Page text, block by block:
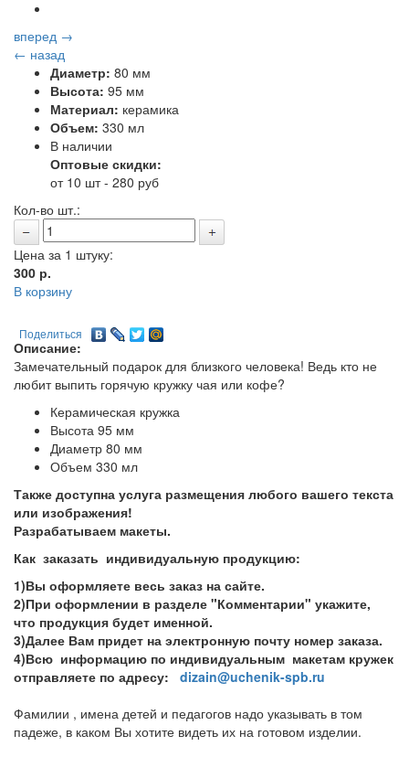
вперед →
← назад
Диаметр: 80 мм
Высота: 95 мм
Материал: керамика
Объем: 330 мл
В наличии
Оптовые скидки:
от 10 шт - 280 руб
Кол-во шт.:
Цена за 1 штуку:
300 р.
В корзину
Поделиться
Описание:
Замечательный подарок для близкого человека! Ведь кто не
любит выпить горячую кружку чая или кофе?
Керамическая кружка
Высота 95 мм
Диаметр 80 мм
Объем 330 мл
Также доступна услуга размещения любого вашего текста
или изображения!
Разрабатываем макеты.
Как заказать индивидуальную продукцию:
1)Вы оформляете весь заказ на сайте.
2)При оформлении в разделе "Комментарии" укажите,
что продукция будет именной.
3)Далее Вам придет на электронную почту номер заказа.
4)Всю информацию по индивидуальным макетам кружек
отправляете по адресу: dizain@uchenik-spb.ru
Фамилии , имена детей и педагогов надо указывать в том
падеже, в каком Вы хотите видеть их на готовом изделии.